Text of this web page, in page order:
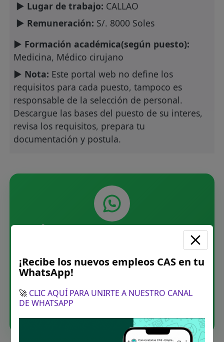
► Lugar de trabajo: CALLAO
► Remuneración: S/. 8000 Soles
► Formación académica(según puesto):
Medicina, Médico cirujano
► Nota: Este portal web no define los
requisitos para cada puesto, tampoco es
responsable de la selección de personal.
Descargue las bases del puesto de su interes,
revisa los requisitos, prepara tu
documentación y postula.
Únete a nuestro canal de
Recibe las últimas convocatorias CAS,
directamente en tu WhatsApp. Sin spam.
¡Recibe los nuevos empleos CAS en tu
WhatsApp!
🚀 CLIC AQUÍ PARA UNIRTE A NUESTRO CANAL
DE WHATSAPP